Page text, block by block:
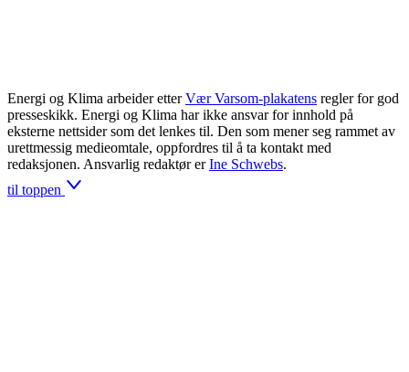
Energi og Klima arbeider etter Vær Varsom-plakatens regler for god
presseskikk. Energi og Klima har ikke ansvar for innhold på
eksterne nettsider som det lenkes til. Den som mener seg rammet av
urettmessig medieomtale, oppfordres til å ta kontakt med
redaksjonen. Ansvarlig redaktør er Ine Schwebs.
til toppen